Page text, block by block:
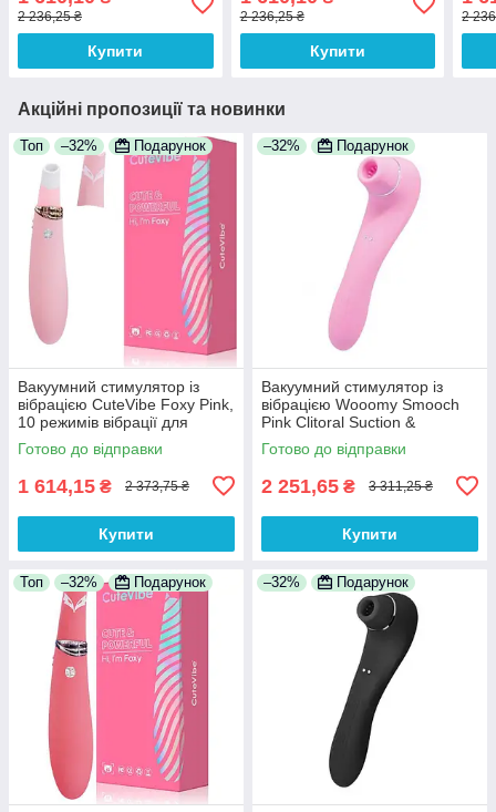
2 236,25 ₴
Купити
2 236,25 ₴
Купити
2
Акційні пропозиції та новинки
Топ –32% Подарунок
Вакуумний стимулятор із
вібрацією CuteVibe Foxy Pink,
10 режимів вібрації для
глибокої стимуляції точки G
Готово до відправки
1 614,15 ₴ 2 373,75 ₴
Купити
–32% Подарунок
Вакуумний стимулятор із
вібрацією Wooomy Smooch
Pink Clitoral Suction &
Vibration, 10х2 режимів
Готово до відправки
2 251,65 ₴ 3 311,25 ₴
Купити
Топ –32% Подарунок –32% Подарунок